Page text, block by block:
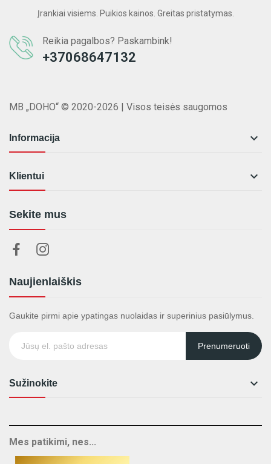
Įrankiai visiems. Puikios kainos. Greitas pristatymas.
Reikia pagalbos? Paskambink!
+37068647132
MB „DOHO“ © 2020-2026 | Visos teisės saugomos
Informacija 
Klientui 
Sekite mus
Naujienlaiškis
Gaukite pirmi apie ypatingas nuolaidas ir superinius pasiūlymus.
Prenumeruoti
Sužinokite 
Mes patikimi, nes...